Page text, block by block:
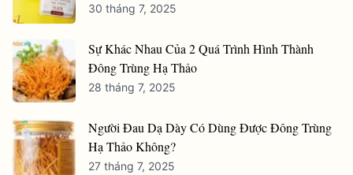
30 tháng 7, 2025
Sự Khác Nhau Của 2 Quá Trình Hình Thành
Đông Trùng Hạ Thảo
28 tháng 7, 2025
Người Đau Dạ Dày Có Dùng Được Đông Trùng
Hạ Thảo Không?
27 tháng 7, 2025